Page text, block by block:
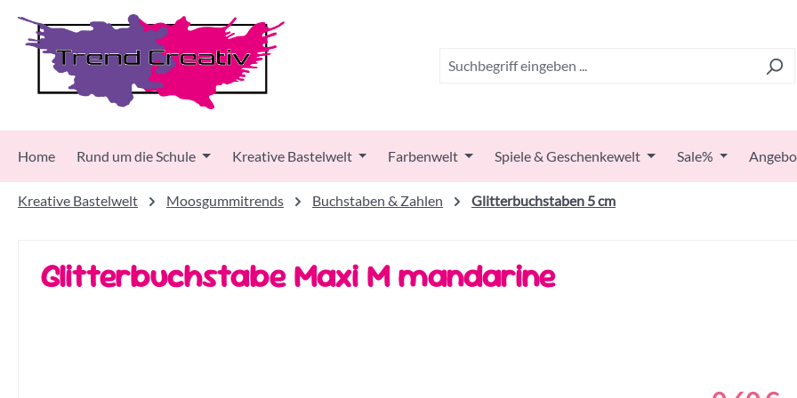
Hauptinhalt springen
Zur Suche springen
Zur Hauptnavigation springen
Home Rund um die Schule Kreative Bastelwelt Farbenwelt Spiele & Geschenkewelt Sale%
Kreative Bastelwelt Moosgummitrends Buchstaben & Zahlen Glitterbuchstaben 5 cm
Glitterbuchstabe Maxi M mandarine
Regulärer